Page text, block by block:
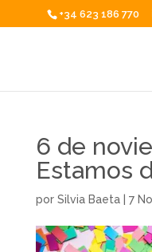
+34 623 186 770
6 de
Estamos
por Silvia Baeta| 7